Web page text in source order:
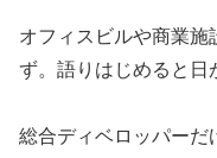
オフィスビルや商業
ず。語りはじめると日
総合ディベロッパーだ